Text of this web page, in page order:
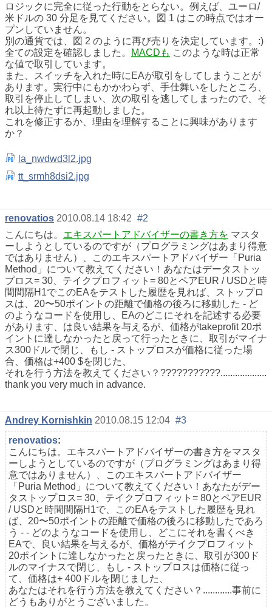
ロジックに完全に従った行動をとらない。例えば、ユーロ/
米ドルの 30 分足を見てください。図 1 はこの時点ではオー
プンしていません。
別の通貨では、図 2 のように再び売りを決定しています。:)
全ての設定を確認しました。
MACDも このような時は正常
な値で取引しています。
また、スイッチを入れた時にEAが取引をしてしまうことが
あります。実行中にもかかわらず、手仕舞いをしたところ、
取引を停止してしまい、次の取引を逃してしまったので、そ
れ以上待たずに再起動しました。
これを修正するか、理由を理解することに興味があります
か？
la_nwdwd3l2.jpg
tt_srmh8dsi2.jpg
renovatios 2010.08.14 18:42 #2
こんにちは。 エキスパートアドバイザーの書き方を マスタ
ーしようとしているのですが（プログラミングはあまり得意
ではありません）、このエキスパートアドバイザー「Puria
Method」について教えてください！あなたはデータストッ
プロス= 30、テイクプロフィット= 80とペアEUR / USDと時
間間隔H1でこのEAをテストした履歴を見れば、ストップロ
スは、20〜50ポイントの距離で価格の後ろに移動した - ど
のようなコードを使用し、EAのどこにそれを記述する必要
があります、は良い結果を与えるが、価格がtakeprofit 20ポ
イントに達しなかったと戻って行ったときに、取引がマイナ
ス300ドルで閉じ、もし - ストップロスが価格に従った場
合、価格は+400 $を閉じた、
それを行う方法を教えてください？???????????...................
thank you very much in advance.
Andrey Kornishkin 2010.08.15 12:04 #3
renovatios:
こんにちは。エキスパートアドバイザーの書き方をマスタ
ーしようとしているのですが（プログラミングはあまり得
意ではありません）、このエキスパートアドバイザー
「Puria Method」について教えてください！あなたがデー
タストップロス= 30、テイクプロフィット= 80とペアEUR
/ USDと時間間隔H1で、このEAをテストした履歴を見れ
ば、20〜50ポイントの距離で価格の後ろに移動したであろ
う - - どのようなコードを使用し、どこにそれを書くべき
EAで、良い結果を与えるが、価格がテイクプロフィット
20ポイントに達しなかったと戻ったときに、取引が300ド
ルのマイナスで閉じ、もし - ストップロスは価格に従っ
て、価格は+ 400ドルを閉じました、
あなたはそれを行う方法を教えてください？............事前に
どうもありがとうございました。